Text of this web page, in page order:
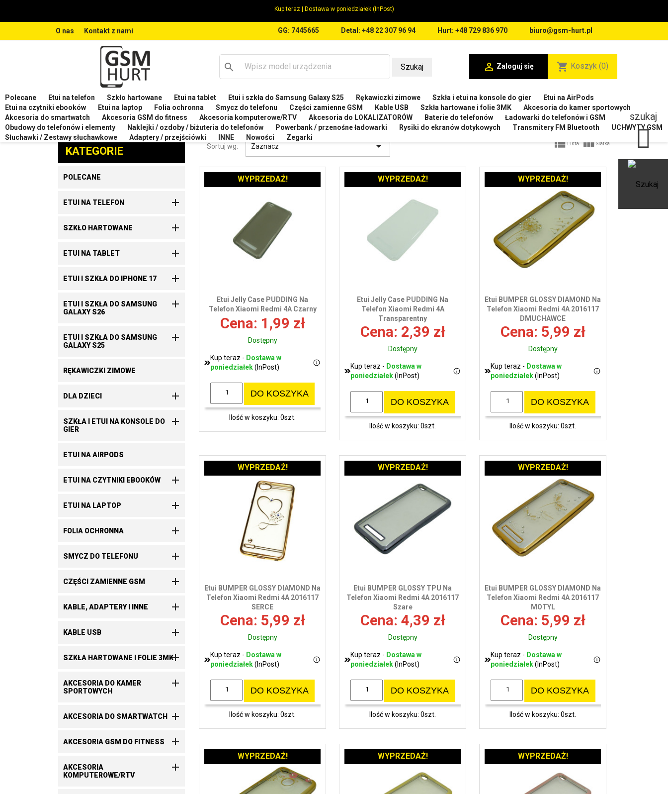
Kup teraz | Dostawa w poniedziałek (InPost)
O nas Kontakt z nami GG: 7445665 Detal: +48 22 307 96 94 Hurt: +48 729 836 970 biuro@gsm-hurt.pl
search Szukaj  Zaloguj się shopping_cart Koszyk (0)
Polecane Etui na telefon Szkło hartowane Etui na tablet Etui i szkła do Samsung Galaxy S25 Rękawiczki zimowe Szkła i etui na konsole do gier
Etui na AirPods
Etui na czytniki ebooków
Etui na laptop Folia ochronna Smycz do telefonu Części zamienne GSM Kable USB Szkła hartowane i folie 3MK
Akcesoria do kamer sportowych
Akcesoria do smartwatch
Akcesoria GSM do fitness Akcesoria komputerowe/RTV Akcesoria do LOKALIZATORÓW Baterie do telefonów
Ładowarki do telefonów i GSM
Obudowy do telefonów i elementy
Naklejki / ozdoby / biżuteria do telefonów Powerbank / przenośne ładowarki Rysiki do ekranów dotykowych Transmitery FM Bluetooth
UCHWYTY GSM
Słuchawki / Zestawy słuchawkowe
Adaptery / przejściówki INNE Nowości Zegarki
Strona główna Etui na telefon Etui na telefon XIAOMI Etui do Xiaomi Redmi 4A 2016117
Zaproponuj produkt
KATEGORIE
POLECANE
ETUI NA TELEFON 
SZKŁO HARTOWANE 
ETUI NA TABLET 
ETUI I SZKŁA DO IPHONE 17 
ETUI I SZKŁA DO SAMSUNG
GALAXY S26

ETUI I SZKŁA DO SAMSUNG
GALAXY S25

RĘKAWICZKI ZIMOWE
DLA DZIECI 
SZKŁA I ETUI NA KONSOLE DO
GIER

ETUI NA AIRPODS
ETUI NA CZYTNIKI EBOOKÓW 
ETUI NA LAPTOP 
FOLIA OCHRONNA 
SMYCZ DO TELEFONU 
CZĘŚCI ZAMIENNE GSM 
KABLE, ADAPTERY I INNE 
KABLE USB 
SZKŁA HARTOWANE I FOLIE 3MK
AKCESORIA DO KAMER
SPORTOWYCH

AKCESORIA DO SMARTWATCH 
AKCESORIA GSM DO FITNESS 
AKCESORIA
KOMPUTEROWE/RTV

ETUI DO XIAOMI REDMI 4A 2016117
Sortuj wg: Zaznacz   Lista  Siatka
Etui Jelly Case PUDDING Na
Telefon Xiaomi Redmi 4A Czarny
Cena: 1,99 zł
Dostępny
Kup teraz - Dostawa w
poniedziałek(InPost)
DO KOSZYKA
Ilość w koszyku: 0szt.
WYPRZEDAŻ!
Etui Jelly Case PUDDING Na
Telefon Xiaomi Redmi 4A
Transparentny
Cena: 2,39 zł
Dostępny
Kup teraz - Dostawa w
poniedziałek(InPost)
DO KOSZYKA
Ilość w koszyku: 0szt.
WYPRZEDAŻ!
Etui BUMPER GLOSSY DIAMOND Na
Telefon Xiaomi Redmi 4A 2016117
DMUCHAWCE
Cena: 5,99 zł
Dostępny
Kup teraz - Dostawa w
poniedziałek(InPost)
DO KOSZYKA
Ilość w koszyku: 0szt.
WYPRZEDAŻ!
Etui BUMPER GLOSSY DIAMOND Na
Telefon Xiaomi Redmi 4A 2016117
SERCE
Cena: 5,99 zł
Dostępny
Kup teraz - Dostawa w
poniedziałek(InPost)
DO KOSZYKA
Ilość w koszyku: 0szt.
WYPRZEDAŻ!
Etui BUMPER GLOSSY TPU Na
Telefon Xiaomi Redmi 4A 2016117
Szare
Cena: 4,39 zł
Dostępny
Kup teraz - Dostawa w
poniedziałek(InPost)
DO KOSZYKA
Ilość w koszyku: 0szt.
WYPRZEDAŻ!
Etui BUMPER GLOSSY DIAMOND Na
Telefon Xiaomi Redmi 4A 2016117
MOTYL
Cena: 5,99 zł
Dostępny
Kup teraz - Dostawa w
poniedziałek(InPost)
DO KOSZYKA
Ilość w koszyku: 0szt.
WYPRZEDAŻ!
WYPRZEDAŻ! WYPRZEDAŻ! WYPRZEDAŻ!
szukaj